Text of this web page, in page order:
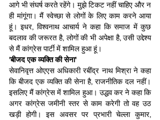
आगे भी संघर्ष करते रहेंगे। मुझे टिकट नहीं चाहिए और न
ही मांगूंगा। मैं स्वेच्छा से लोगों के लिए काम करने आया
हूं। इधर, विश्वनाथ आचार्य ने कहा कि समाज में कुछ
बदलाव की जरूरत है, लोगों की भी अपेक्षा है, उसी उद्देश्य
से मैं कांग्रेस पार्टी में शामिल हुआ हूं।
'बीजद एक व्यक्ति की सेना'
सेवानिवृत्त ओएएस अधिकारी रबींद्र नाथ मिश्रा ने कहा
कि बीजद एक व्यक्ति की सेना है, राजनीतिक दल नहीं।
इसलिए मैं कांग्रेस में शामिल हुआ। उद्धव कर ने कहा कि
अगर कांग्रेस जमीनी स्तर से काम करेगी तो वह उठ
खड़ी होगी। इस अवसर पर प्रभारी चेल्ला कुमार,